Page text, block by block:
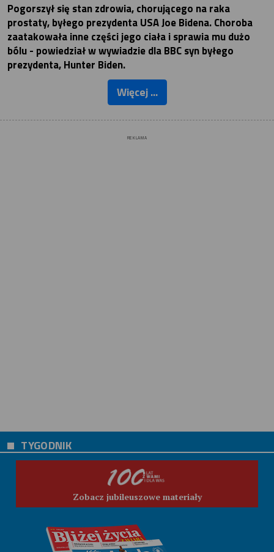
Pogorszył się stan zdrowia, chorującego na raka
prostaty, byłego prezydenta USA Joe Bidena. Choroba
zaatakowała inne części jego ciała i sprawia mu dużo
bólu - powiedział w wywiadzie dla BBC syn byłego
prezydenta, Hunter Biden.
Więcej ...
REKLAMA
TYGODNIK
Zobacz jubileuszowe materiały